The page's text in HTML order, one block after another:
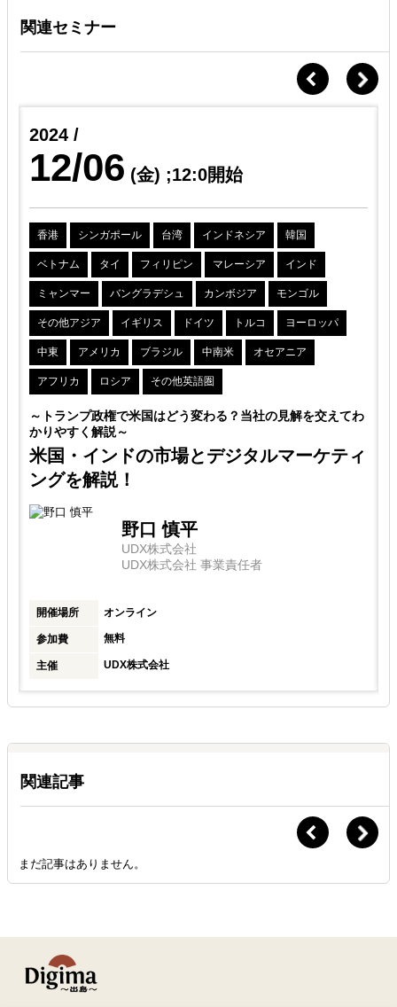
関連セミナー
2024 /
12/06 (金) ;12:0開始
香港 シンガポール 台湾 インドネシア 韓国
ベトナム タイ フィリピン マレーシア インド
ミャンマー バングラデシュ カンボジア モンゴル
その他アジア イギリス ドイツ トルコ ヨーロッパ
中東 アメリカ ブラジル 中南米 オセアニア
アフリカ ロシア その他英語圏
～トランプ政権で米国はどう変わる？当社の見解を交えてわ
かりやすく解説～
米国・インドの市場とデジタルマーケティ
ングを解説！
野口 慎平
UDX株式会社
UDX株式会社 事業責任者
開催場所 オンライン
参加費 無料
主催 UDX株式会社
関連記事
まだ記事はありません。